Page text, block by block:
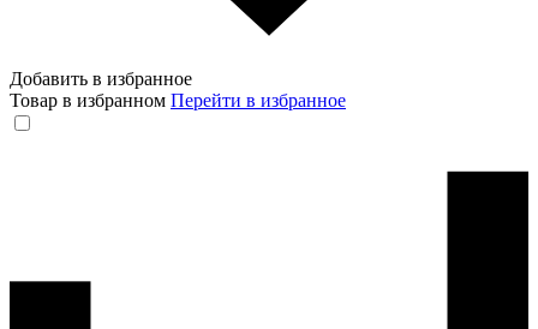
Добавить в избранное
Товар в избранном Перейти в избранное